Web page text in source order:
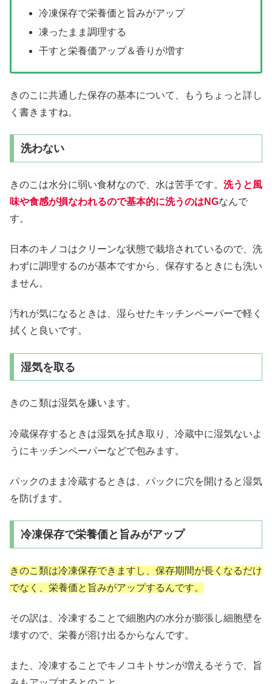
冷凍保存で栄養価と旨みがアップ
凍ったまま調理する
干すと栄養価アップ＆香りが増す
きのこに共通した保存の基本について、もうちょっと詳し
く書きますね。
洗わない
きのこは水分に弱い食材なので、水は苦手です。 洗うと風
味や食感が損なわれるので基本的に洗うのはNGなんで
す。
日本のキノコはクリーンな状態で栽培されているので、洗
わずに調理するのが基本ですから、保存するときにも洗い
ません。
汚れが気になるときは、湿らせたキッチンペーパーで軽く
拭くと良いです。
湿気を取る
きのこ類は湿気を嫌います。
冷蔵保存するときは湿気を拭き取り、冷蔵中に湿気ないよ
うにキッチンペーパーなどで包みます。
パックのまま冷蔵するときは、パックに穴を開けると湿気
を防げます。
冷凍保存で栄養価と旨みがアップ
きのこ類は冷凍保存できますし、保存期間が長くなるだけ
でなく、栄養価と旨みがアップするんです。
その訳は、冷凍することで細胞内の水分が膨張し細胞壁を
壊すので、栄養が溶け出るからなんです。
また、冷凍することでキノコキトサンが増えるそうで、旨